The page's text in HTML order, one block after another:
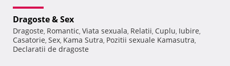
Dragoste & Sex
Dragoste, Romantic, Viata sexuala, Relatii, Cuplu, Iubire,
Casatorie, Sex, Kama Sutra, Pozitii sexuale Kamasutra,
Declaratii de dragoste